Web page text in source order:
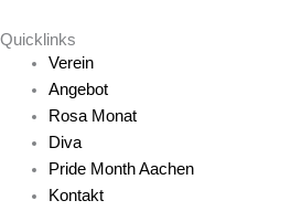
Quicklinks
Verein
Angebot
Rosa Monat
Diva
Pride Month Aachen
Kontakt